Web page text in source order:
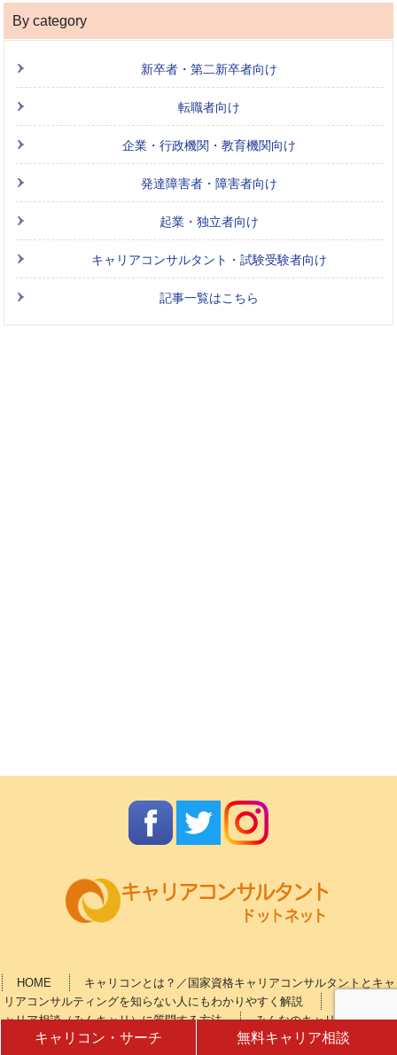
キャリコン・サーチ 無料キャリア相談
By category
新卒者・第二新卒者向け
転職者向け
企業・行政機関・教育機関向け
発達障害者・障害者向け
起業・独立者向け
キャリアコンサルタント・試験受験者向け
記事一覧はこちら
HOME
キャリコンとは？／国家資格キャリアコンサルタントとキャ
リアコンサルティングを知らない人にもわかりやすく解説
ャリア相談（みんキャリ）に質問する方法
みんなのキャリア相談（み
んキャリ）への相談申し込み
キャリアコンサルタントとは？ドットネ